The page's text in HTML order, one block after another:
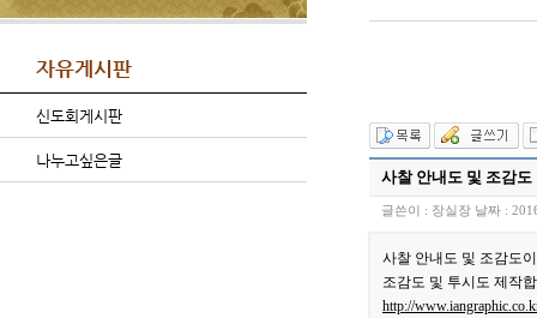
자유게시판
신도회게시판
나누고싶은글
사찰 안내도 및 조감도
글쓴이 : 장실장 날짜 :
사찰 안내도 및 조감도
조감도 및 투시도 제작
http://